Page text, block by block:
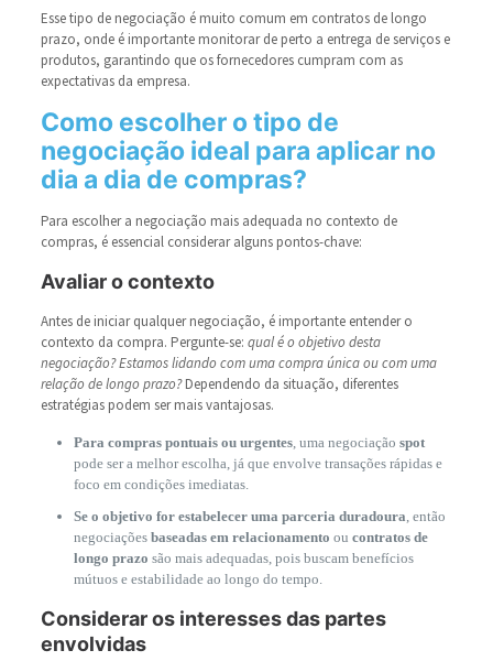
Esse tipo de negociação é muito comum em contratos de longo
prazo, onde é importante monitorar de perto a entrega de serviços e
produtos, garantindo que os fornecedores cumpram com as
expectativas da empresa.
Como escolher o tipo de
negociação ideal para aplicar no
dia a dia de compras?
Para escolher a negociação mais adequada no contexto de
compras, é essencial considerar alguns pontos-chave:
Avaliar o contexto
Antes de iniciar qualquer negociação, é importante entender o
contexto da compra. Pergunte-se: qual é o objetivo desta
negociação? Estamos lidando com uma compra única ou com uma
relação de longo prazo?Dependendo da situação, diferentes
estratégias podem ser mais vantajosas.
Para compras pontuais ou urgentes, uma negociação spot
pode ser a melhor escolha, já que envolve transações rápidas e
foco em condições imediatas.
Se o objetivo for estabelecer uma parceria duradoura , então
negociações baseadas em relacionamento ou contratos de
longo prazo são mais adequadas, pois buscam benefícios
mútuos e estabilidade ao longo do tempo.
Considerar os interesses das partes
envolvidas